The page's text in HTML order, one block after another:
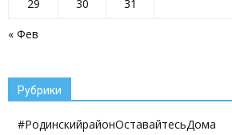
« Фев
29
30 31
Рубрики
#РодинскийрайонОставайтесьДома